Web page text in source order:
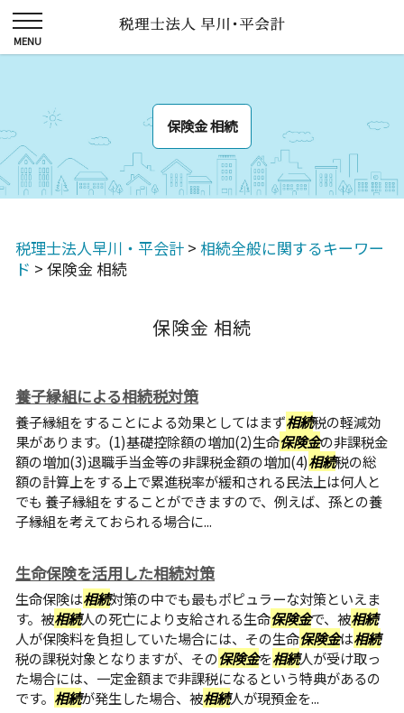
保険金 相続
税理士法人早川・平会計 > 相続全般に関するキーワー
ド > 保険金 相続
保険金 相続
養子縁組による相続税対策
養子縁組をすることによる効果としてはまず相続税の軽減効
果があります。(1)基礎控除額の増加(2)生命保険金の非課税金
額の増加(3)退職手当金等の非課税金額の増加(4)相続税の総
額の計算上をする上で累進税率が緩和される民法上は何人と
でも 養子縁組をすることができますので、例えば、孫との養
子縁組を考えておられる場合に...
生命保険を活用した相続対策
生命保険は相続対策の中でも最もポピュラーな対策といえま
す。被相続人の死亡により支給される生命保険金で、被相続
人が保険料を負担していた場合には、その生命保険金は相続
税の課税対象となりますが、その保険金を相続人が受け取っ
た場合には、一定金額まで非課税になるという特典があるの
です。 相続が発生した場合、被相続人が現預金を...